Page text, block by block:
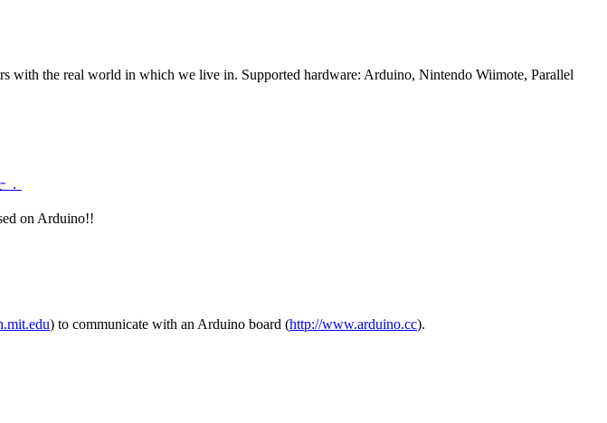
with the real world in which we live in. Supported hardware: Arduino, Nintendo Wiimote, Parallel
on Arduino!!
) to communicate with an Arduino board (http://www.arduino.cc).